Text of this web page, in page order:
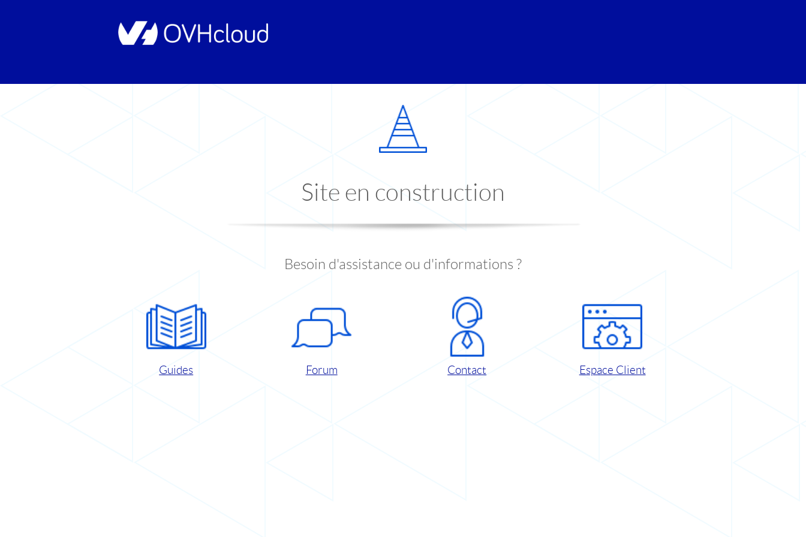
Site en construction
Besoin d'assistance ou d'informations ?
Guides Forum Contact Espace Client